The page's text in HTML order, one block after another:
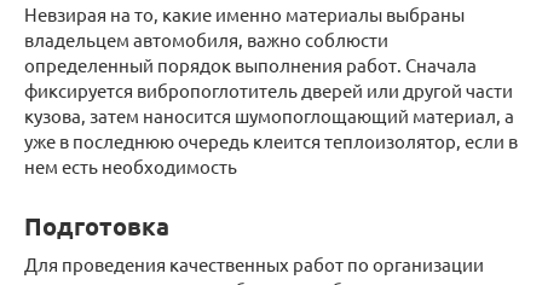
Невзирая на то, какие именно материалы выбраны
владельцем автомобиля, важно соблюсти
определенный порядок выполнения работ. Сначала
фиксируется вибропоглотитель дверей или другой части
кузова, затем наносится шумопоглощающий материал, а
уже в последнюю очередь клеится теплоизолятор, если в
нем есть необходимость
Подготовка
Для проведения качественных работ по организации